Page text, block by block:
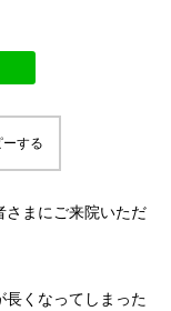
する
さまにご来院いただ
くなってしまった